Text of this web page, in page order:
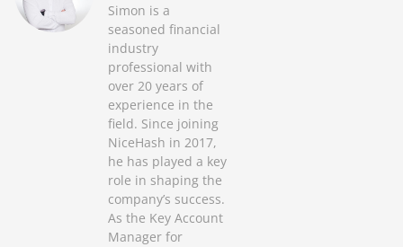
Simon is a
seasoned financial
industry
professional with
over 20 years of
experience in the
field. Since joining
NiceHash in 2017,
he has played a key
role in shaping the
company’s success.
As the Key Account
Manager for